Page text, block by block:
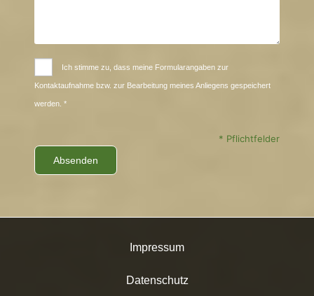
Ich stimme zu, dass meine Formularangaben zur
Kontaktaufnahme bzw. zur Bearbeitung meines Anliegens gespeichert
werden. *
* Pflichtfelder
Impressum
Datenschutz